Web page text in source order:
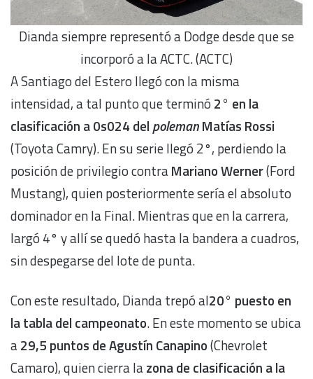
Dianda siempre representó a Dodge desde que se
incorporó a la ACTC. (ACTC)
A Santiago del Estero llegó con la misma
intensidad, a tal punto que terminó 2° en la
clasificación a 0s024 del polemanMatías Rossi
(Toyota Camry). En su serie llegó 2°, perdiendo la
posición de privilegio contraMariano Werner(Ford
Mustang), quien posteriormente sería el absoluto
dominador en la Final. Mientras que en la carrera,
largó 4° y allí se quedó hasta la bandera a cuadros,
sin despegarse del lote de punta.
Con este resultado, Dianda trepó al20° puesto en
la tabla del campeonato. En este momento se ubica
a29,5 puntos de Agustín Canapino(Chevrolet
Camaro), quien cierra lazona de clasificación a la